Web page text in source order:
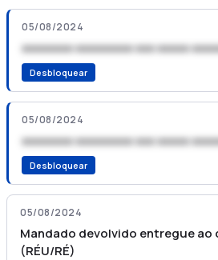
05/08/2024
xxxxxxxx xxxxxxxxx xxx xxxxx
Desbloquear
05/08/2024
xxxxxxxx xxxxxxxxx xxx xxxxx
Desbloquear
05/08/2024
Mandado devolvido entregue ao
(RÉU/RÉ)